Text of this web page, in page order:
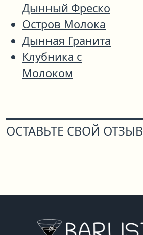
Дынный Фреско
Остров Молока
Дынная Гранита
Клубника с
Молоком
ОСТАВЬТЕ СВОЙ ОТЗЫВ